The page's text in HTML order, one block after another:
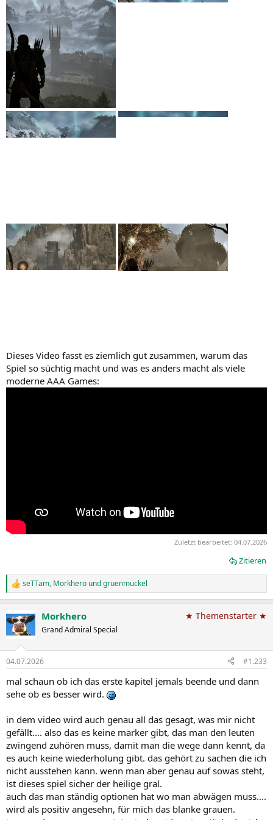
Dieses Video fasst es ziemlich gut zusammen, warum das
Spiel so süchtig macht und was es anders macht als viele
moderne AAA Games:
Zuletzt bearbeitet: 04.07.2026
Zitieren
R
e
k
t
i
e
:
seTTam, Morkhero undgruenmuckel
Morkhero
Grand Admiral Special
★ Themenstarter ★
04.07.2026 #1.233
mal schaun ob ich das erste kapitel jemals beende und dann
sehe ob es besser wird.
in dem video wird auch genau all das gesagt, was mir nicht
gefällt.... also das es keine marker gibt, das man den leuten
zwingend zuhören muss, damit man die wege dann kennt, da
es auch keine wiederholung gibt. das gehört zu sachen die ich
nicht ausstehen kann. wenn man aber genau auf sowas steht,
ist dieses spiel sicher der heilige gral.
auch das man ständig optionen hat wo man abwägen muss....
wird als positiv angesehn, für mich das blanke grauen.